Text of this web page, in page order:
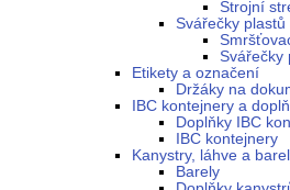
Strojní
Svářečky
Svářečky
Etikety a označení
Držáky na
IBC kontejnery a
Doplňky IBC
IBC kontejnery
Kanystry, láhve a
Barely